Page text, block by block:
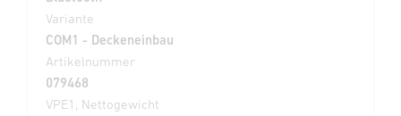
Variante
COM1 - Deckeneinbau
Artikelnummer
079468
VPE1, Nettogewicht